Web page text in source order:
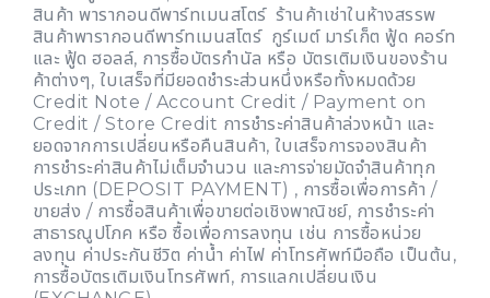
สินค้า พารากอนดีพาร์ทเมนสโตร์ ร้านค้าเช่าในห้างสรรพ
สินค้าพารากอนดีพาร์ทเมนสโตร์ กูร์เมต์ มาร์เก็ต ฟู้ด คอร์ท
และ ฟู้ด ฮอลล์, การซื้อบัตรกำนัล หรือ บัตรเติมเงินของร้าน
ค้าต่างๆ, ใบเสร็จที่มียอดชำระส่วนหนึ่งหรือทั้งหมดด้วย
Credit Note / Account Credit / Payment on
Credit / Store Credit การชำระค่าสินค้าล่วงหน้า และ
ยอดจากการเปลี่ยนหรือคืนสินค้า, ใบเสร็จการจองสินค้า
การชำระค่าสินค้าไม่เต็มจำนวน และการจ่ายมัดจำสินค้าทุก
ประเภท (DEPOSIT PAYMENT) , การซื้อเพื่อการค้า /
ขายส่ง / การซื้อสินค้าเพื่อขายต่อเชิงพาณิชย์, การชำระค่า
สาธารณูปโภค หรือ ซื้อเพื่อการลงทุน เช่น การซื้อหน่วย
ลงทุน ค่าประกันชีวิต ค่าน้ำ ค่าไฟ ค่าโทรศัพท์มือถือ เป็นต้น,
การซื้อบัตรเติมเงินโทรศัพท์, การแลกเปลี่ยนเงิน